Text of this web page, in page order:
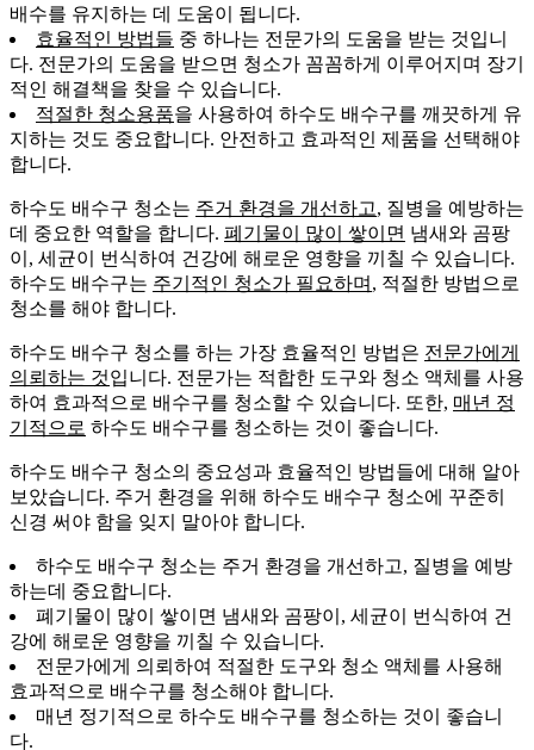
배수를 유지하는 데 도움이 됩니다.
효율적인 방법들 중 하나는 전문가의 도움을 받는 것입니
다. 전문가의 도움을 받으면 청소가 꼼꼼하게 이루어지며 장기
적인 해결책을 찾을 수 있습니다.
적절한 청소용품을 사용하여 하수도 배수구를 깨끗하게 유
지하는 것도 중요합니다. 안전하고 효과적인 제품을 선택해야
합니다.
하수도 배수구 청소는 주거 환경을 개선하고, 질병을 예방하는
데 중요한 역할을 합니다. 폐기물이 많이 쌓이면 냄새와 곰팡
이, 세균이 번식하여 건강에 해로운 영향을 끼칠 수 있습니다.
하수도 배수구는 주기적인 청소가 필요하며 , 적절한 방법으로
청소를 해야 합니다.
하수도 배수구 청소를 하는 가장 효율적인 방법은 전문가에게
의뢰하는 것입니다. 전문가는 적합한 도구와 청소 액체를 사용
하여 효과적으로 배수구를 청소할 수 있습니다. 또한, 매년 정
기적으로 하수도 배수구를 청소하는 것이 좋습니다.
하수도 배수구 청소의 중요성과 효율적인 방법들에 대해 알아
보았습니다. 주거 환경을 위해 하수도 배수구 청소에 꾸준히
신경 써야 함을 잊지 말아야 합니다.
하수도 배수구 청소는 주거 환경을 개선하고, 질병을 예방
하는데 중요합니다.
폐기물이 많이 쌓이면 냄새와 곰팡이, 세균이 번식하여 건
강에 해로운 영향을 끼칠 수 있습니다.
전문가에게 의뢰하여 적절한 도구와 청소 액체를 사용해
효과적으로 배수구를 청소해야 합니다.
매년 정기적으로 하수도 배수구를 청소하는 것이 좋습니
다.